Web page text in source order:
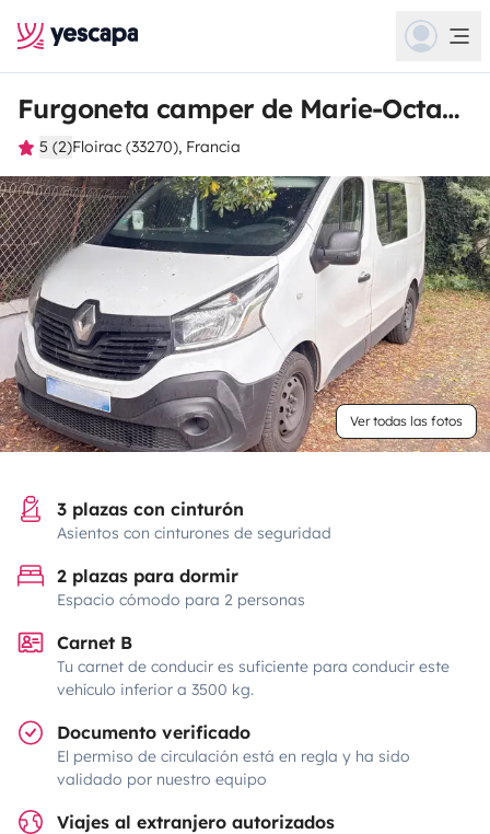
Furgoneta camper de Marie-Octavie
5 (2)Floirac (33270), Francia
Ver todas las fotos
3 plazas con cinturón
Asientos con cinturones de seguridad
2 plazas para dormir
Espacio cómodo para 2 personas
Carnet B
Tu carnet de conducir es suficiente para conducir este
vehículo inferior a 3500 kg.
Documento verificado
El permiso de circulación está en regla y ha sido
validado por nuestro equipo
Viajes al extranjero autorizados